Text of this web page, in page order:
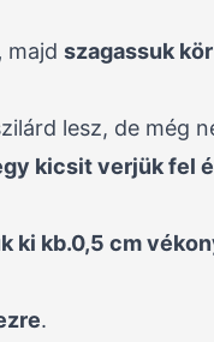
majd szagassuk
lesz, de még
kicsit verjük fel
ki kb.0,5 cm
.